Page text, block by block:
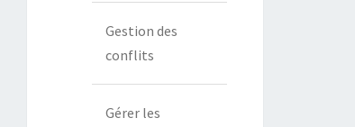
Gestion des
conflits
Gérer les